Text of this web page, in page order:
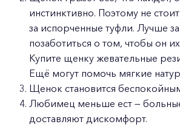
инстинктивно. Поэтому не
за испорченные туфли. Лучше
позаботиться о том, чтобы он
Купите щенку жевательные
Ещё могут помочь мягкие
Щенок становится
Любимец меньше ест —
доставляют дискомфорт.